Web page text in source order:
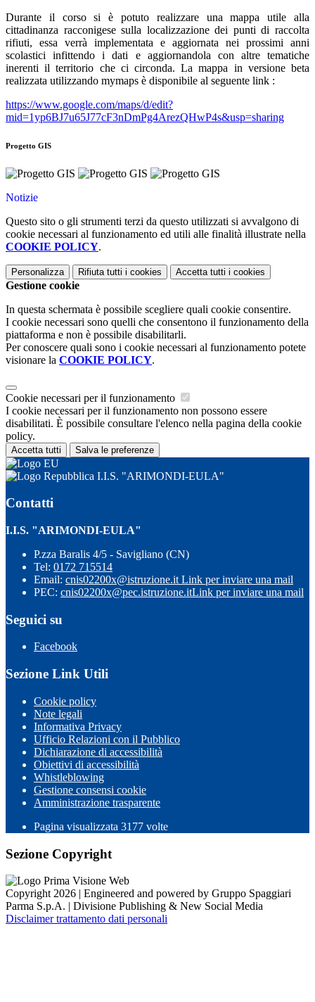
Durante il corso si è potuto realizzare una mappa utile alla
cittadinanza racconigese sulla localizzazione dei punti di raccolta
rifiuti, essa verrà implementata e aggiornata nei prossimi anni
scolastici infittendo i dati e aggiornandola con altre tematiche
inerenti il territorio che ci circonda. La mappa in versione beta
realizzata utilizzando mymaps è disponibile al seguente link :
https://www.google.com/maps/d/edit?
mid=1yp6BJ7u65J77cF3nDmPg4ArezQHwP4s&usp=sharing
Progetto GIS
Notizie
Questo sito o gli strumenti terzi da questo utilizzati si avvalgono di
cookie necessari al funzionamento ed utili alle finalità illustrate nella
COOKIE POLICY.
Personalizza Rifiuta tutti i cookies Accetta tutti i cookies
Gestione cookie
In questa schermata è possibile scegliere quali cookie consentire.
I cookie necessari sono quelli che consentono il funzionamento della
piattaforma e non è possibile disabilitarli.
Per conoscere quali sono i cookie necessari al funzionamento potete
visionare la COOKIE POLICY.
Cookie necessari per il funzionamento
I cookie necessari per il funzionamento non possono essere
disabilitati. È possibile consultare l'elenco nella pagina della cookie
policy.
Accetta tutti Salva le preferenze
I.I.S. "ARIMONDI-EULA"
Contatti
I.I.S. "ARIMONDI-EULA"
P.zza Baralis 4/5 - Savigliano (CN)
Tel: 0172 715514
Email: cnis02200x@istruzione.it Link per inviare una mail
PEC: cnis02200x@pec.istruzione.itLink per inviare una mail
Seguici su
Facebook
Sezione Link Utili
Cookie policy
Note legali
Informativa Privacy
Ufficio Relazioni con il Pubblico
Dichiarazione di accessibilità
Obiettivi di accessibilità
Whistleblowing
Gestione consensi cookie
Amministrazione trasparente
Pagina visualizzata 3177 volte
Sezione Copyright
Copyright 2026 | Engineered and powered by Gruppo Spaggiari
Parma S.p.A. | Divisione Publishing & New Social Media
Disclaimer trattamento dati personali